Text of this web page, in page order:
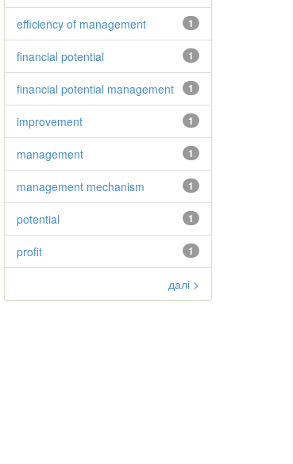
1
efficiency of management
1
financial potential
1
financial potential management
1
improvement
1
management
1
management mechanism
1
potential
1
profit
далі >